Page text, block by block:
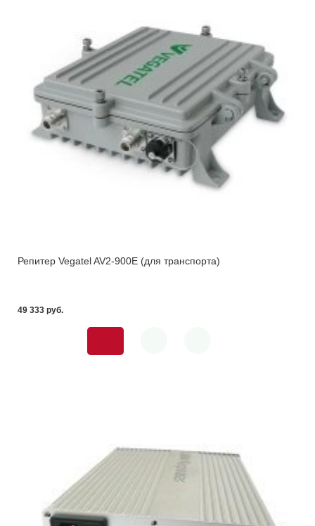
Репитер Vegatel AV2-900E (для транспорта)
49 333 pуб.